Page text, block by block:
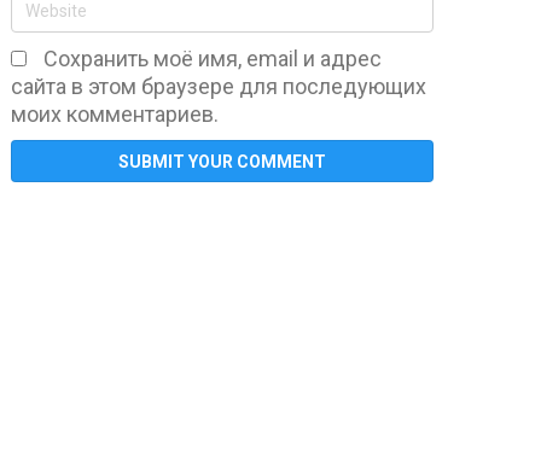
Сохранить моё имя, email и адрес
сайта в этом браузере для последующих
моих комментариев.